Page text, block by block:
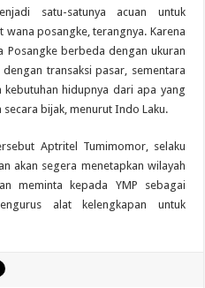
satu-satunya acuan untuk
posangke, terangnya. Karena
Posangke berbeda dengan ukuran
transaksi pasar, sementara
hidupnya dari apa yang
bijak, menurut Indo Laku.
Aptritel Tumimomor, selaku
akan segera menetapkan wilayah
meminta kepada YMP sebagai
alat kelengkapan untuk